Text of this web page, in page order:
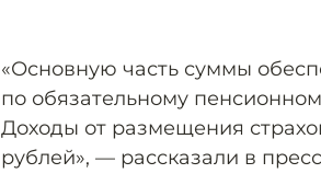
«Основную часть суммы
по обязательному
Доходы от размещения
рублей», — рассказали в